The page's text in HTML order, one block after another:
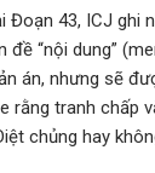
Đoạn 43, ICJ ghi
đề “nội dung”
án, nhưng sẽ
rằng tranh chấp
chủng hay